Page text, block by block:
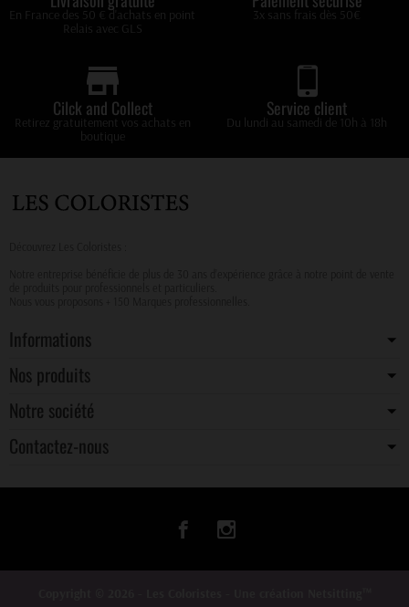
En France des 50 € d'achats en point
Relais avec GLS
3x sans frais dès 50€
Cilck and Collect
Retirez gratuitement vos achats en
boutique
Service client
Du lundi au samedi de 10h à 18h
Informations
Nos produits
Notre société
Contactez-nous